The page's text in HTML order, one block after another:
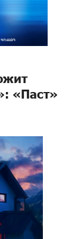
«Паст»